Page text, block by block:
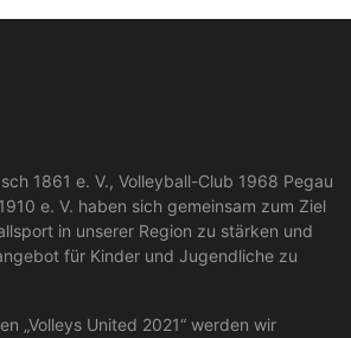
1861 e. V., Volleyball-Club 1968 Pegau
e. V. haben sich gemeinsam zum Ziel
in unserer Region zu stärken und
für Kinder und Jugendliche zu
„Volleys United 2021“ werden wir